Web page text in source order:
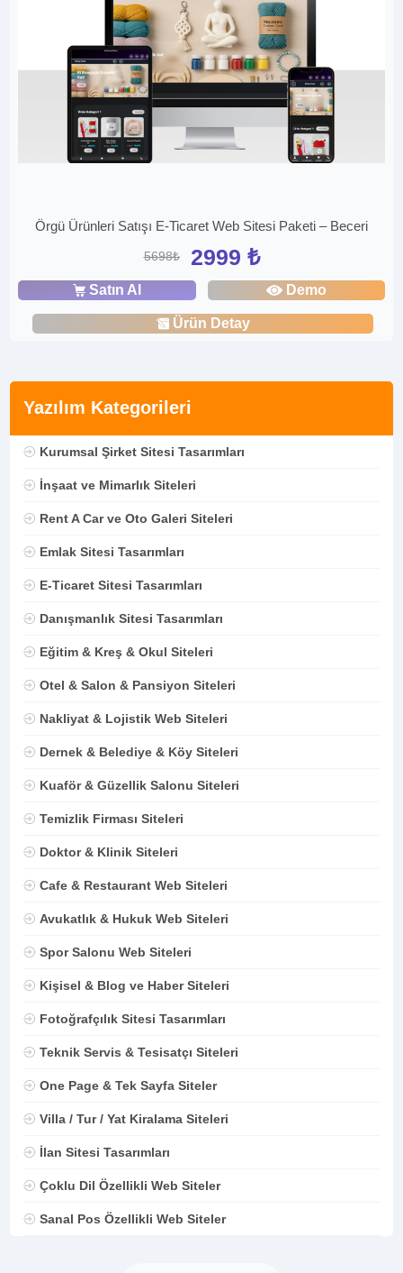
Yazılım Kategorileri
Kurumsal Şirket Sitesi Tasarımları
İnşaat ve Mimarlık Siteleri
Rent A Car ve Oto Galeri Siteleri
Emlak Sitesi Tasarımları
E-Ticaret Sitesi Tasarımları
Danışmanlık Sitesi Tasarımları
Eğitim & Kreş & Okul Siteleri
Otel & Salon & Pansiyon Siteleri
Nakliyat & Lojistik Web Siteleri
Dernek & Belediye & Köy Siteleri
Kuaför & Güzellik Salonu Siteleri
Temizlik Firması Siteleri
Doktor & Klinik Siteleri
Cafe & Restaurant Web Siteleri
Avukatlık & Hukuk Web Siteleri
Spor Salonu Web Siteleri
Kişisel & Blog ve Haber Siteleri
Fotoğrafçılık Sitesi Tasarımları
Teknik Servis & Tesisatçı Siteleri
One Page & Tek Sayfa Siteler
Villa / Tur / Yat Kiralama Siteleri
İlan Sitesi Tasarımları
Çoklu Dil Özellikli Web Siteler
Sanal Pos Özellikli Web Siteler
Örgü Ürünleri Satışı E-Ticaret Web Sitesi Paketi – Beceri
5698₺ 2999 ₺
Satın Al Demo
Ürün Detay